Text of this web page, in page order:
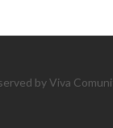
by Viva